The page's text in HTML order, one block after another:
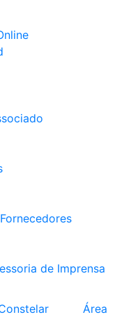
de Imprensa
Área